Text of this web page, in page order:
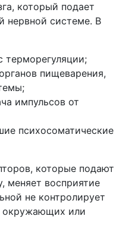
который подает
нервной системе. В
терморегуляции;
пищеварения,
импульсов от
психосоматические
которые подают
меняет восприятие
не контролирует
окружающих или